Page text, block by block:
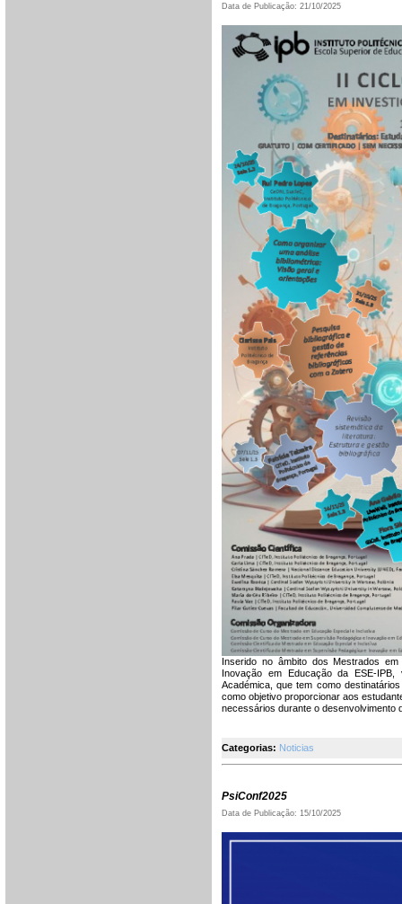
Data de Publicação: 21/10/2025
Inserido no âmbito dos Mestrados
Inovação em Educação da ESE-
Académica, que tem como
como objetivo proporcionar aos
necessários durante o desenvolvimento
Categorias: Noticias
PsiConf2025
Data de Publicação: 15/10/2025